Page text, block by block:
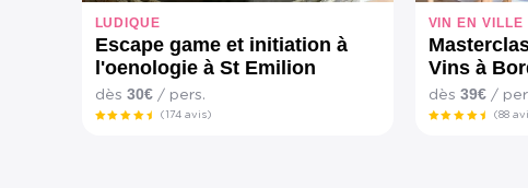
LUDIQUE
Escape game et initiation à
l'oenologie à St Emilion
dès 30€/ pers.
(174 avis)
VIN EN VILLE
Vins à
dès 39€/
(88